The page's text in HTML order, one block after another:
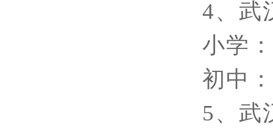
4、武
小学
初中
5、武